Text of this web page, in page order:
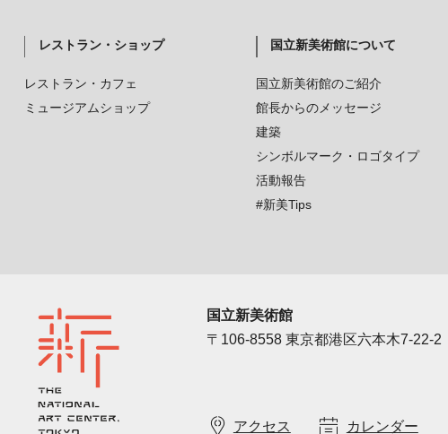
レストラン・ショップ
レストラン・カフェ
ミュージアムショップ
国立新美術館について
国立新美術館のご紹介
館長からのメッセージ
建築
シンボルマーク・ロゴタイプ
活動報告
#新美Tips
国立新美術館
〒106-8558 東京都港区六本木7-22-2
アクセス カレンダー